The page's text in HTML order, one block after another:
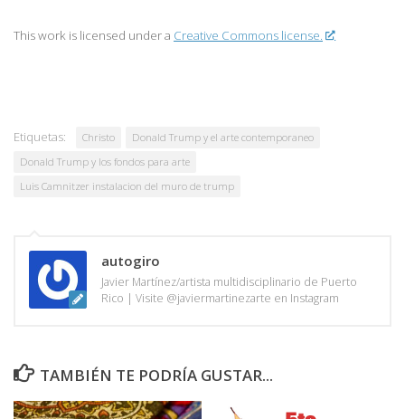
This work is licensed under a Creative Commons license.
Etiquetas: Christo
Donald Trump y el arte contemporaneo
Donald Trump y los fondos para arte
Luis Camnitzer instalacion del muro de trump
autogiro
Javier Martínez/artista multidisciplinario de Puerto
Rico | Visite @javiermartinezarte en Instagram
TAMBIÉN TE PODRÍA GUSTAR...